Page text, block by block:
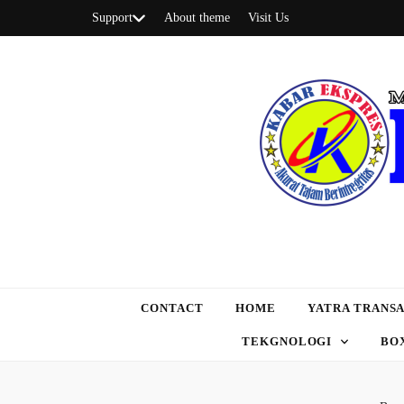
Support About theme Visit Us
CONTACT HOME YATRA
TEKGNOLOGI